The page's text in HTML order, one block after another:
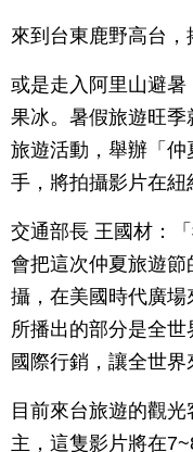
來到台東鹿野高台，
或是走入阿里山避
果冰。暑假旅遊旺季
旅遊活動，舉辦「
手，將拍攝影片在紐
交通部長 王國材：
會把這次仲夏旅遊
攝，在美國時代廣場
所播出的部分是全
國際行銷，讓全世界
目前來台旅遊的觀
主，這隻影片將在